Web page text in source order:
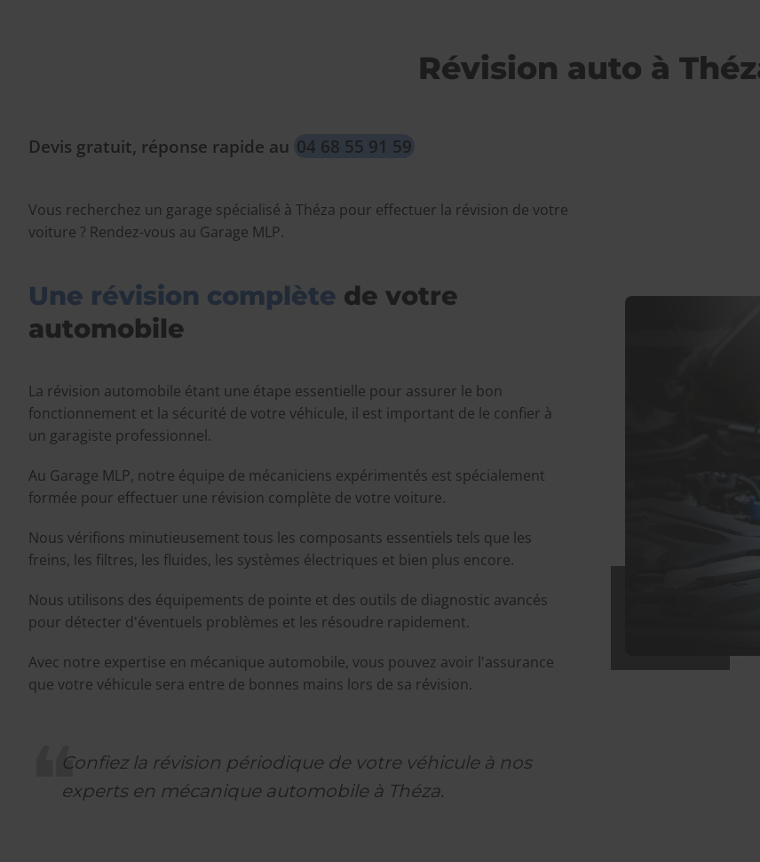
Révision auto à
Devis gratuit, réponse rapide au 04 68 55 91 59
Vous recherchez un garage spécialisé à Théza pour effectuer la révision de votre
voiture ? Rendez-vous au Garage MLP.
Une révision complète de votre
automobile
La révision automobile étant une étape essentielle pour assurer le bon
fonctionnement et la sécurité de votre véhicule, il est important de le confier à
un garagiste professionnel.
Au Garage MLP, notre équipe de mécaniciens expérimentés est spécialement
formée pour effectuer une révision complète de votre voiture.
Nous vérifions minutieusement tous les composants essentiels tels que les
freins, les filtres, les fluides, les systèmes électriques et bien plus encore.
Nous utilisons des équipements de pointe et des outils de diagnostic avancés
pour détecter d'éventuels problèmes et les résoudre rapidement.
Avec notre expertise en mécanique automobile, vous pouvez avoir l'assurance
que votre véhicule sera entre de bonnes mains lors de sa révision.
Confiez la révision périodique de votre véhicule à nos
experts en mécanique automobile à Théza.